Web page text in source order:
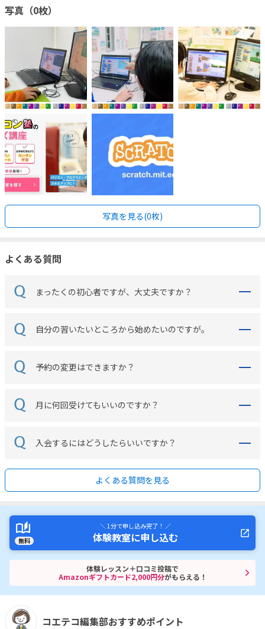
写真（0枚）
写真を見る(0枚)
よくある質問
まったくの初心者ですが、大丈夫ですか？
自分の習いたいところから始めたいのですが。
予約の変更はできますか？
月に何回受けてもいいのですか？
入会するにはどうしたらいいですか？
よくある質問を見る
無料
＼ 1分で申し込み完了！ ／
体験教室に申し込む
体験レッスン＋口コミ投稿で
Amazonギフトカード2,000円分がもらえる！
コエテコ編集部おすすめポイント